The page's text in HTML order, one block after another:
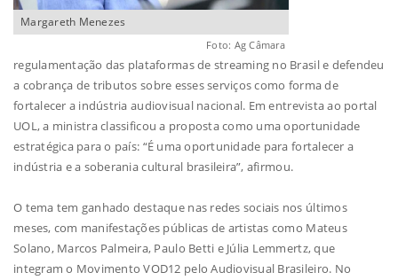
Margareth Menezes
Foto: Ag Câmara
regulamentação das plataformas de streaming no Brasil e defendeu
a cobrança de tributos sobre esses serviços como forma de
fortalecer a indústria audiovisual nacional. Em entrevista ao portal
UOL, a ministra classificou a proposta como uma oportunidade
estratégica para o país: “É uma oportunidade para fortalecer a
indústria e a soberania cultural brasileira”, afirmou.
O tema tem ganhado destaque nas redes sociais nos últimos
meses, com manifestações públicas de artistas como Mateus
Solano, Marcos Palmeira, Paulo Betti e Júlia Lemmertz, que
integram o Movimento VOD12 pelo Audiovisual Brasileiro. No